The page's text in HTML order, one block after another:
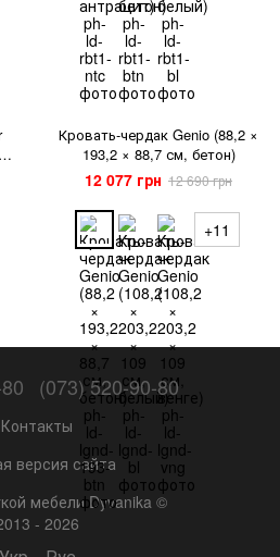
Кровать-чердак Genio (88,2 ×
193,2 × 88,7 см, бетон)
12 077 грн 12 690 грн
+11
(073) 520-90-80
Контакты
версия сайта
мебели Dyvanika ©
- 2026